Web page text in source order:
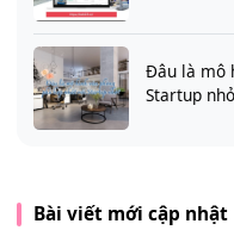
Đâu là mô
Startup
Bài viết mới cập nhật